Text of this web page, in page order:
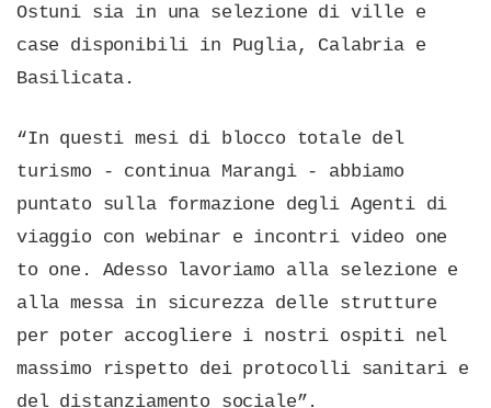
Ostuni sia in una selezione di ville e
case disponibili in Puglia, Calabria e
Basilicata.
“In questi mesi di blocco totale del
turismo - continua Marangi - abbiamo
puntato sulla formazione degli Agenti di
viaggio con webinar e incontri video one
to one. Adesso lavoriamo alla selezione e
alla messa in sicurezza delle strutture
per poter accogliere i nostri ospiti nel
massimo rispetto dei protocolli sanitari e
del distanziamento sociale”.